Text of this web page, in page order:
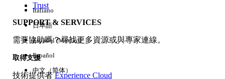
Trust
SUPPORT & SERVICES
需要協助嗎？尋找更多資源或與專家連線。
取得支援
技術提供者Experience Cloud
Italiano
日本語
Español (México)
Español
中文（简体）